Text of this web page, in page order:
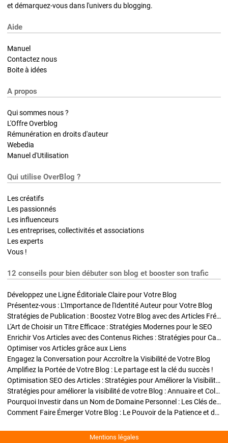
et démarquez-vous dans l'univers du blogging.
Aide
Manuel
Contactez nous
Boite à idées
A propos
Qui sommes nous ?
L'Offre Overblog
Rémunération en droits d'auteur
Webedia
Manuel d'Utilisation
Qui utilise OverBlog ?
Les créatifs
Les passionnés
Les influenceurs
Les entreprises, collectivités et associations
Les experts
Vous !
12 conseils pour bien débuter son blog et booster son trafic
Développez une Ligne Éditoriale Claire pour Votre Blog
Présentez-vous : L'Importance de l'Identité Auteur pour Votre Blog
Stratégies de Publication : Boostez Votre Blog avec des Articles Fréquents et Exclusifs
L'Art de Choisir un Titre Efficace : Stratégies Modernes pour le SEO
Enrichir Vos Articles avec des Contenus Riches : Stratégies pour Captiver et Optimiser
Optimiser vos Articles grâce aux Liens
Engagez la Conversation pour Accroître la Visibilité de Votre Blog
Amplifiez la Portée de Votre Blog : Le partage est la clé du succès !
Optimisation SEO des Articles : Stratégies pour Améliorer la Visibilité de Votre Blog
Stratégies pour améliorer la visibilité de votre Blog : Annuaire et Collaborations
Pourquoi Investir dans un Nom de Domaine Personnel : Les Clés de la Réussite de Votre Blog
Comment Faire Émerger Votre Blog : Le Pouvoir de la Patience et de la Persévérance
Mentions légales